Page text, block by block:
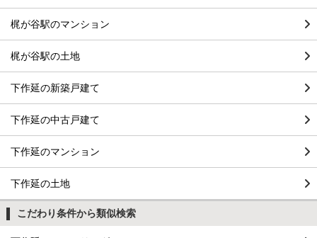
梶が谷駅のマンション
梶が谷駅の土地
下作延の新築戸建て
下作延の中古戸建て
下作延のマンション
下作延の土地
こだわり条件から類似検索